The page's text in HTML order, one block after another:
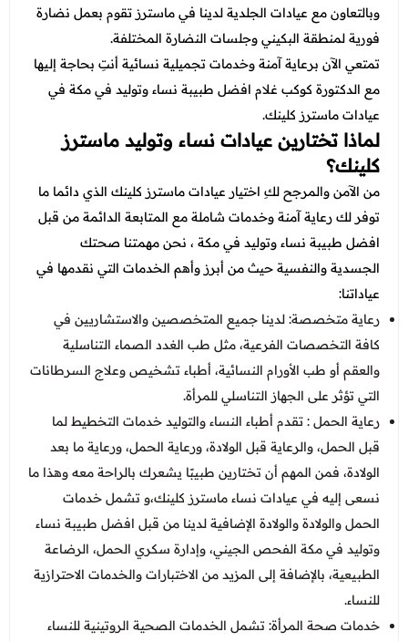
وبالتعاون مع عيادات الجلدية لدينا في ماسترز تقوم بعمل نضارة
فورية لمنطقة البكيني وجلسات النضارة المختلفة.
تمتعي الآن برعاية آمنة وخدمات تجميلية نسائية أنتِ بحاجة إليها
مع الدكتورة كوكب غلامافضل طبيبة نساء وتوليد في مكة في
عيادات ماسترز كلينك.
لماذا تختارين عيادات نساء وتوليد ماسترز
كلينك؟
من الآمن والمرجح لكِ اختيار عيادات ماسترز كلينك الذي دائما ما
توفر لك رعاية آمنة وخدمات شاملة مع المتابعة الدائمة من قبل
افضل طبيبة نساء وتوليد في مكة، نحن مهمتنا صحتك
الجسدية والنفسية حيث من أبرز وأهم الخدمات التي نقدمها في
عياداتنا:
رعاية متخصصة: لدينا جميع المتخصصين والاستشاريين في
كافة التخصصات الفرعية، مثل طب الغدد الصماء التناسلية
والعقم أو طب الأورام النسائية، أطباء تشخيص وعلاج السرطانات
التي تؤثر على الجهاز التناسلي للمرأة.
رعاية الحمل : تقدم أطباء النساء والتوليد خدمات التخطيط لما
قبل الحمل، والرعاية قبل الولادة، ورعاية الحمل، ورعاية ما بعد
الولادة، فمن المهم أن تختارين طبيبًا يشعرك بالراحة معه وهذا ما
نسعى إليه في عيادات نساء ماسترز كلينك،و تشمل خدمات
الحمل والولادة والولادة الإضافية لدينا من قبل افضل طبيبة نساء
وتوليد في مكة الفحص الجيني، وإدارة سكري الحمل، الرضاعة
الطبيعية، بالإضافة إلى المزيد من الاختبارات والخدمات الاحترازية
للنساء.
خدمات صحة المرأة: تشمل الخدمات الصحية الروتينية للنساء